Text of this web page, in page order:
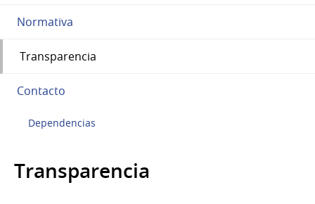
Normativa
Transparencia
Contacto
Dependencias
Transparencia